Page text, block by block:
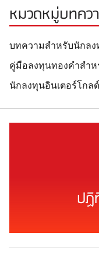
หมวดหมู่บทคว
บทความสำหรับนักลง
คู่มือลงทุนทองคำสำ
นักลงทุนอินเตอร์โกลด์
ปฏิ